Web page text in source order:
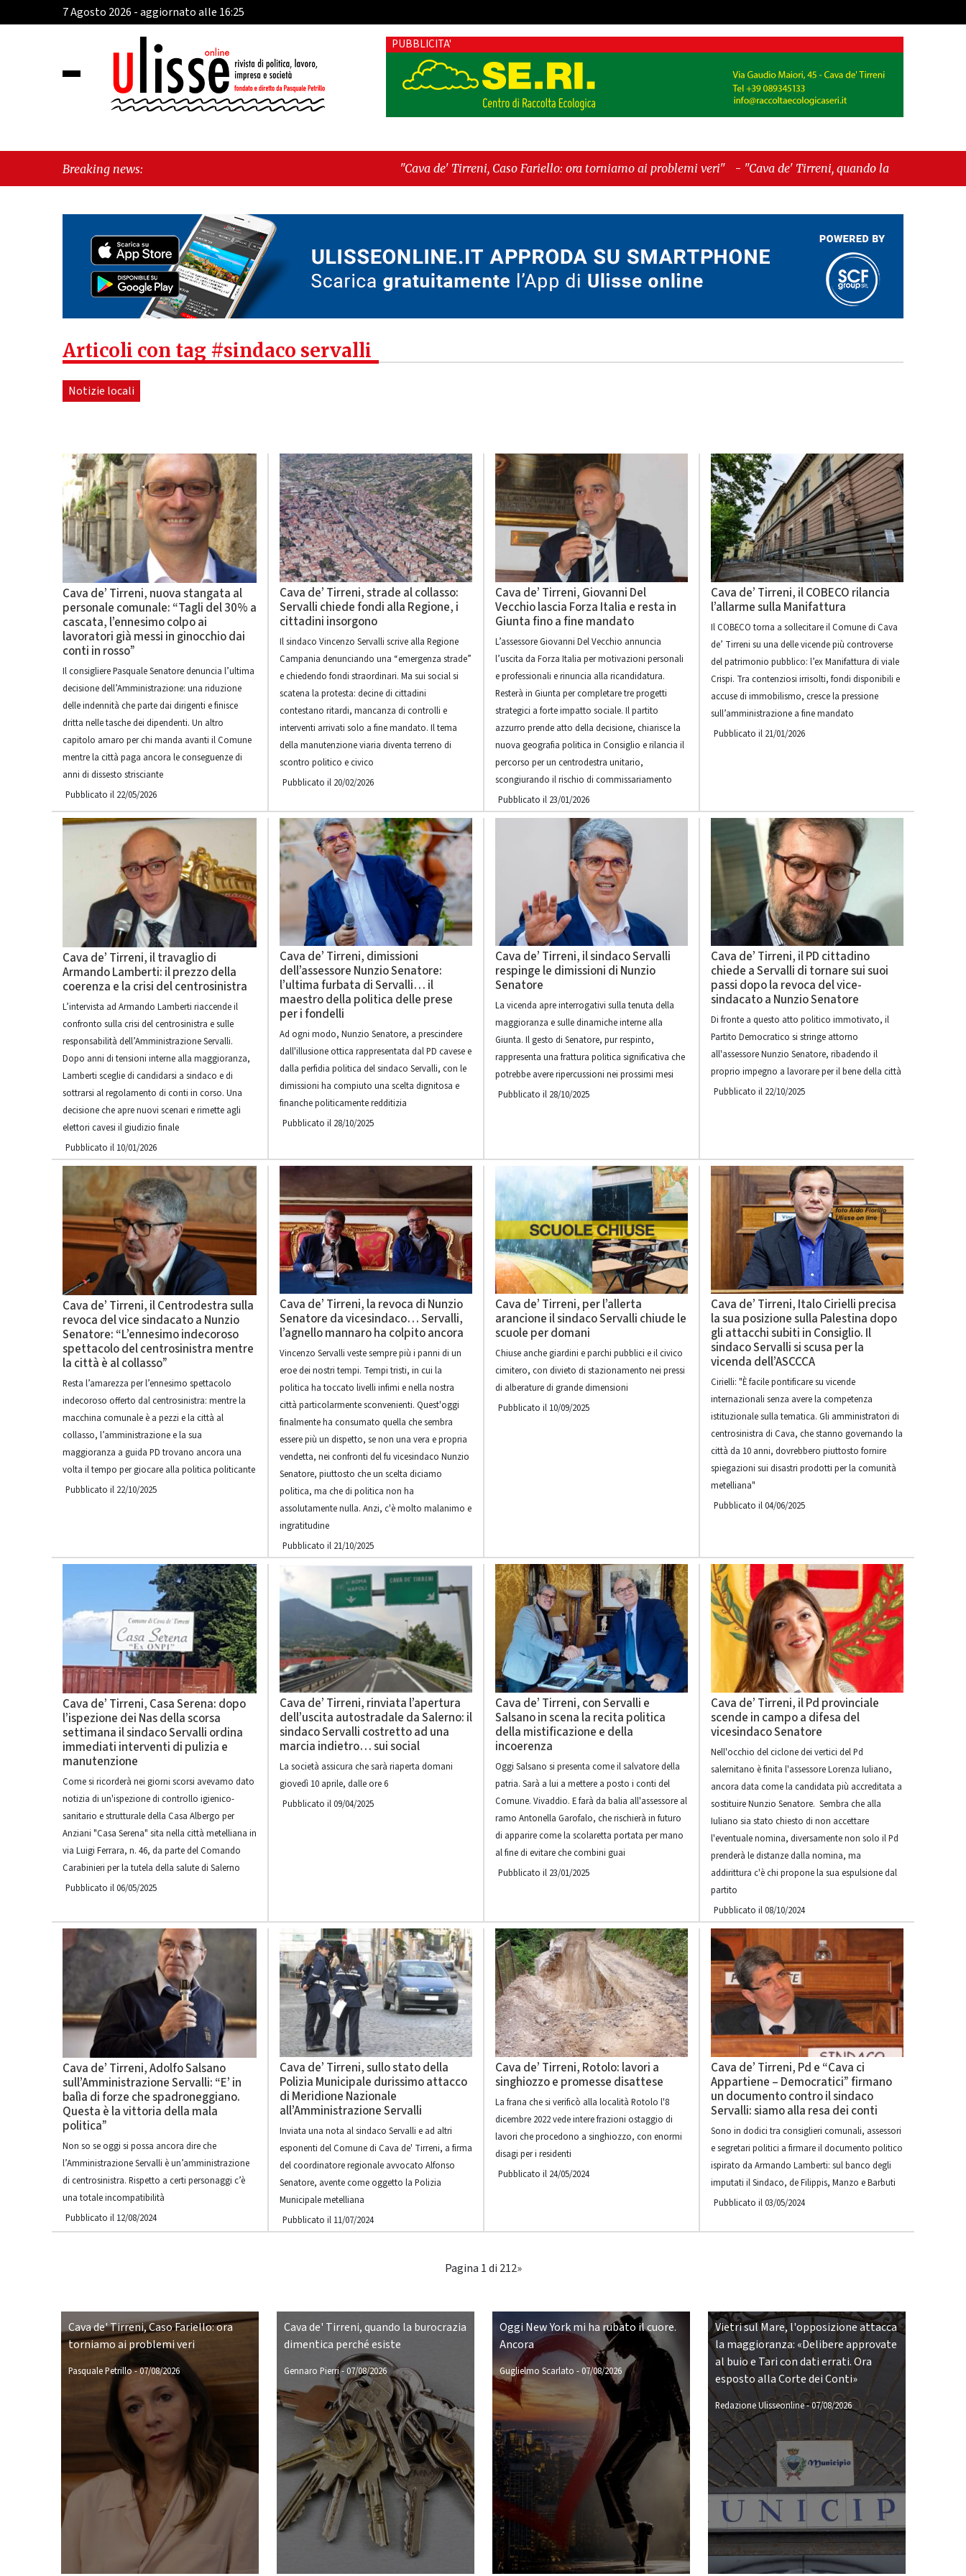
7 Agosto 2026 - aggiornato alle 16:25
PUBBLICITA'
Breaking news: "Cava de' Tirreni, Caso Fariello: ora torniamo ai problemi veri" - "Cava de' Tirreni, quando la burocrazia dimentica perché
esiste"
Articoli con tag #sindaco servalli
Notizie locali
Cava de’ Tirreni, nuova stangata al
personale comunale: “Tagli del 30% a
cascata, l’ennesimo colpo ai
lavoratori già messi in ginocchio dai
conti in rosso”
Il consigliere Pasquale Senatore denuncia l’ultima
decisione dell’Amministrazione: una riduzione
delle indennità che parte dai dirigenti e finisce
dritta nelle tasche dei dipendenti. Un altro
capitolo amaro per chi manda avanti il Comune
mentre la città paga ancora le conseguenze di
anni di dissesto strisciante
Pubblicato il 22/05/2026
Cava de’ Tirreni, strade al collasso:
Servalli chiede fondi alla Regione, i
cittadini insorgono
Il sindaco Vincenzo Servalli scrive alla Regione
Campania denunciando una “emergenza strade”
e chiedendo fondi straordinari. Ma sui social si
scatena la protesta: decine di cittadini
contestano ritardi, mancanza di controlli e
interventi arrivati solo a fine mandato. Il tema
della manutenzione viaria diventa terreno di
scontro politico e civico
Pubblicato il 20/02/2026
Cava de’ Tirreni, Giovanni Del
Vecchio lascia Forza Italia e resta in
Giunta fino a fine mandato
L’assessore Giovanni Del Vecchio annuncia
l’uscita da Forza Italia per motivazioni personali
e professionali e rinuncia alla ricandidatura.
Resterà in Giunta per completare tre progetti
strategici a forte impatto sociale. Il partito
azzurro prende atto della decisione, chiarisce la
nuova geografia politica in Consiglio e rilancia il
percorso per un centrodestra unitario,
scongiurando il rischio di commissariamento
Pubblicato il 23/01/2026
Cava de’ Tirreni, il COBECO rilancia
l’allarme sulla Manifattura
Il COBECO torna a sollecitare il Comune di Cava
de’ Tirreni su una delle vicende più controverse
del patrimonio pubblico: l’ex Manifattura di viale
Crispi. Tra contenziosi irrisolti, fondi disponibili e
accuse di immobilismo, cresce la pressione
sull’amministrazione a fine mandato
Pubblicato il 21/01/2026
Cava de’ Tirreni, il travaglio di
Armando Lamberti: il prezzo della
coerenza e la crisi del centrosinistra
L’intervista ad Armando Lamberti riaccende il
confronto sulla crisi del centrosinistra e sulle
responsabilità dell’Amministrazione Servalli.
Dopo anni di tensioni interne alla maggioranza,
Lamberti sceglie di candidarsi a sindaco e di
sottrarsi al regolamento di conti in corso. Una
decisione che apre nuovi scenari e rimette agli
elettori cavesi il giudizio finale
Pubblicato il 10/01/2026
Cava de’ Tirreni, dimissioni
dell’assessore Nunzio Senatore:
l’ultima furbata di Servalli… il
maestro della politica delle prese
per i fondelli
Ad ogni modo, Nunzio Senatore, a prescindere
dall'illusione ottica rappresentata dal PD cavese e
dalla perfidia politica del sindaco Servalli, con le
dimissioni ha compiuto una scelta dignitosa e
finanche politicamente redditizia
Pubblicato il 28/10/2025
Cava de’ Tirreni, il sindaco Servalli
respinge le dimissioni di Nunzio
Senatore
La vicenda apre interrogativi sulla tenuta della
maggioranza e sulle dinamiche interne alla
Giunta. Il gesto di Senatore, pur respinto,
rappresenta una frattura politica significativa che
potrebbe avere ripercussioni nei prossimi mesi
Pubblicato il 28/10/2025
Cava de’ Tirreni, il PD cittadino
chiede a Servalli di tornare sui suoi
passi dopo la revoca del vice-
sindacato a Nunzio Senatore
Di fronte a questo atto politico immotivato, il
Partito Democratico si stringe attorno
all'assessore Nunzio Senatore, ribadendo il
proprio impegno a lavorare per il bene della città
Pubblicato il 22/10/2025
Cava de’ Tirreni, il Centrodestra sulla
revoca del vice sindacato a Nunzio
Senatore: “L’ennesimo indecoroso
spettacolo del centrosinistra mentre
la città è al collasso”
Resta l’amarezza per l’ennesimo spettacolo
indecoroso offerto dal centrosinistra: mentre la
macchina comunale è a pezzi e la città al
collasso, l’amministrazione e la sua
maggioranza a guida PD trovano ancora una
volta il tempo per giocare alla politica politicante
Pubblicato il 22/10/2025
Cava de’ Tirreni, la revoca di Nunzio
Senatore da vicesindaco… Servalli,
l’agnello mannaro ha colpito ancora
Vincenzo Servalli veste sempre più i panni di un
eroe dei nostri tempi. Tempi tristi, in cui la
politica ha toccato livelli infimi e nella nostra
città particolarmente sconvenienti. Quest'oggi
finalmente ha consumato quella che sembra
essere più un dispetto, se non una vera e propria
vendetta, nei confronti del fu vicesindaco Nunzio
Senatore, piuttosto che un scelta diciamo
politica, ma che di politica non ha
assolutamente nulla. Anzi, c'è molto malanimo e
ingratitudine
Pubblicato il 21/10/2025
Cava de’ Tirreni, per l’allerta
arancione il sindaco Servalli chiude le
scuole per domani
Chiuse anche giardini e parchi pubblici e il civico
cimitero, con divieto di stazionamento nei pressi
di alberature di grande dimensioni
Pubblicato il 10/09/2025
Cava de’ Tirreni, Italo Cirielli precisa
la sua posizione sulla Palestina dopo
gli attacchi subiti in Consiglio. Il
sindaco Servalli si scusa per la
vicenda dell’ASCCCA
Cirielli: "È facile pontificare su vicende
internazionali senza avere la competenza
istituzionale sulla tematica. Gli amministratori di
centrosinistra di Cava, che stanno governando la
città da 10 anni, dovrebbero piuttosto fornire
spiegazioni sui disastri prodotti per la comunità
metelliana"
Pubblicato il 04/06/2025
Cava de’ Tirreni, Casa Serena: dopo
l’ispezione dei Nas della scorsa
settimana il sindaco Servalli ordina
immediati interventi di pulizia e
manutenzione
Come si ricorderà nei giorni scorsi avevamo dato
notizia di un'ispezione di controllo igienico-
sanitario e strutturale della Casa Albergo per
Anziani "Casa Serena" sita nella città metelliana in
via Luigi Ferrara, n. 46, da parte del Comando
Carabinieri per la tutela della salute di Salerno
Pubblicato il 06/05/2025
Cava de’ Tirreni, rinviata l’apertura
dell’uscita autostradale da Salerno: il
sindaco Servalli costretto ad una
marcia indietro… sui social
La società assicura che sarà riaperta domani
giovedì 10 aprile, dalle ore 6
Pubblicato il 09/04/2025
Cava de’ Tirreni, con Servalli e
Salsano in scena la recita politica
della mistificazione e della
incoerenza
Oggi Salsano si presenta come il salvatore della
patria. Sarà a lui a mettere a posto i conti del
Comune. Vivaddio. E farà da balia all'assessore al
ramo Antonella Garofalo, che rischierà in futuro
di apparire come la scolaretta portata per mano
al fine di evitare che combini guai
Pubblicato il 23/01/2025
Cava de’ Tirreni, il Pd provinciale
scende in campo a difesa del
vicesindaco Senatore
Nell'occhio del ciclone dei vertici del Pd
salernitano è finita l'assessore Lorenza Iuliano,
ancora data come la candidata più accreditata a
sostituire Nunzio Senatore. Sembra che alla
Iuliano sia stato chiesto di non accettare
l'eventuale nomina, diversamente non solo il Pd
prenderà le distanze dalla nomina, ma
addirittura c'è chi propone la sua espulsione dal
partito
Pubblicato il 08/10/2024
Cava de’ Tirreni, Adolfo Salsano
sull’Amministrazione Servalli: “E’ in
balìa di forze che spadroneggiano.
Questa è la vittoria della mala
politica”
Non so se oggi si possa ancora dire che
l’Amministrazione Servalli è un’amministrazione
di centrosinistra. Rispetto a certi personaggi c’è
una totale incompatibilità
Pubblicato il 12/08/2024
Cava de’ Tirreni, sullo stato della
Polizia Municipale durissimo attacco
di Meridione Nazionale
all’Amministrazione Servalli
Inviata una nota al sindaco Servalli e ad altri
esponenti del Comune di Cava de' Tirreni, a firma
del coordinatore regionale avvocato Alfonso
Senatore, avente come oggetto la Polizia
Municipale metelliana
Pubblicato il 11/07/2024
Cava de’ Tirreni, Rotolo: lavori a
singhiozzo e promesse disattese
La frana che si verificò alla località Rotolo l'8
dicembre 2022 vede intere frazioni ostaggio di
lavori che procedono a singhiozzo, con enormi
disagi per i residenti
Pubblicato il 24/05/2024
Cava de’ Tirreni, Pd e “Cava ci
Appartiene – Democratici” firmano
un documento contro il sindaco
Servalli: siamo alla resa dei conti
Sono in dodici tra consiglieri comunali, assessori
e segretari politici a firmare il documento politico
ispirato da Armando Lamberti: sul banco degli
imputati il Sindaco, de Filippis, Manzo e Barbuti
Pubblicato il 03/05/2024
Pagina 1 di 212»
Cava de' Tirreni, Caso Fariello: ora
torniamo ai problemi veri
Pasquale Petrillo-07/08/2026
Cava de' Tirreni, quando la burocrazia
dimentica perché esiste
Gennaro Pierri- 07/08/2026
Oggi New York mi ha rubato il cuore.
Ancora
Guglielmo Scarlato -07/08/2026
Vietri sul Mare, l'opposizione attacca
la maggioranza: «Delibere approvate
al buio e Tari con dati errati. Ora
esposto alla Corte dei Conti»
Redazione Ulisseonline-07/08/2026